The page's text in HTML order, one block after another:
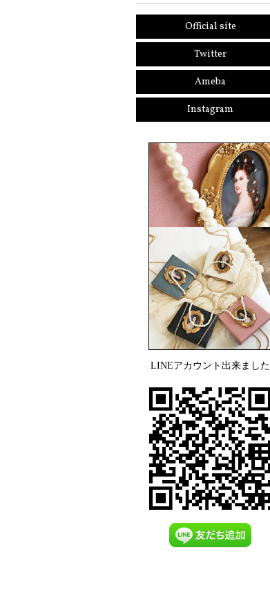
Official site
Twitter
Ameba
Instagram
LINEアカウント出来ました